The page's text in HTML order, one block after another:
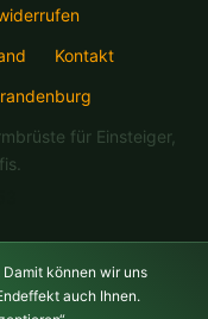
Kontakt
für Einsteiger,
können wir uns
auch Ihnen.